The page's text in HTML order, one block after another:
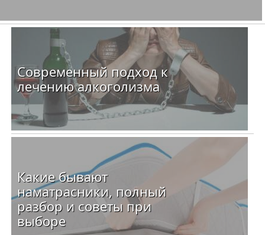
Современный подход к
лечению алкоголизма
Какие бывают
наматрасники, полный
разбор и советы при
выборе